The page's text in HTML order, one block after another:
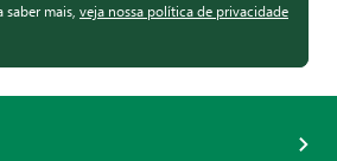
saber mais, veja nossa política de privacidade